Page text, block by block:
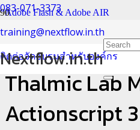
083-071-3373
training@nextflow.in.th
ติดต่อจัดอบรมสำหรับองค์กร
Nextflow.in.th
Adobe Flash & Adobe AIR
ควบคุมได้ดั่งใจ
Thalmic Lab
Actionscript 3